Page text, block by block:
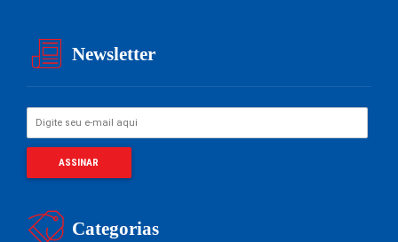
Newsletter
Categorias